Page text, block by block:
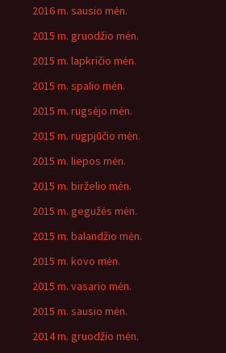
2016 m. sausio mėn.
2015 m. gruodžio mėn.
2015 m. lapkričio mėn.
2015 m. spalio mėn.
2015 m. rugsėjo mėn.
2015 m. rugpjūčio mėn.
2015 m. liepos mėn.
2015 m. birželio mėn.
2015 m. gegužės mėn.
2015 m. balandžio mėn.
2015 m. kovo mėn.
2015 m. vasario mėn.
2015 m. sausio mėn.
2014 m. gruodžio mėn.